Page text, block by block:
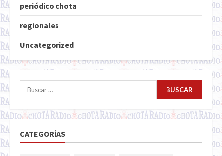
periódico chota
regionales
Uncategorized
Buscar:
CATEGORÍAS